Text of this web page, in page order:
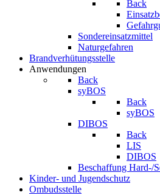
Back
Sondereinsatzmittel
Naturgefahren
Brandverhütungsstelle
Anwendungen
Back
syBOS
Back
syBOS
DIBOS
Back
LIS
DIBOS
Beschaffung Hard-/
Kinder- und Jugendschutz
Ombudsstelle